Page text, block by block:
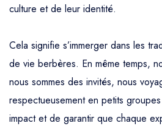
culture et de leur identité.
Cela signifie s’immerger dans les
de vie berbères. En même temps,
nous sommes des invités, nous
respectueusement en petits
impact et de garantir que chaque